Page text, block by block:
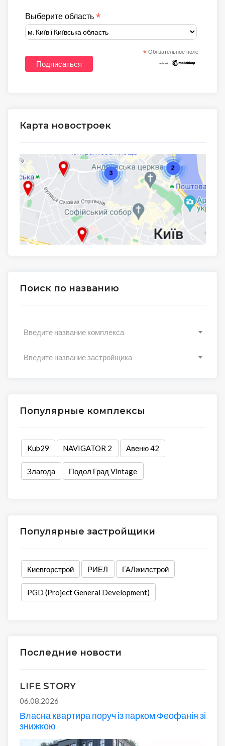
Выберите область *
* Обязательное поле
Карта новостроек
Поиск по названию
Введите название комплекса
Введите название застройщика
Популярные комплексы
Kub29 NAVIGATOR 2 Авеню 42
Злагода Подол Град Vintage
Популярные застройщики
Киевгорстрой РИЕЛ ГАЛжилстрой
PGD (Project General Development)
Последние новости
LIFE STORY
06.08.2026
Власна квартира поруч із парком Феофанія зі
знижкою